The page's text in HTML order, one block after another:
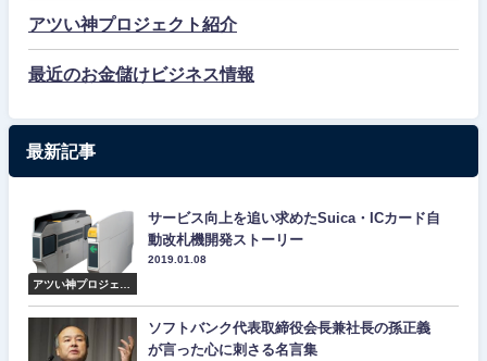
アツい神プロジェクト紹介
最近のお金儲けビジネス情報
最新記事
アツい神プロジェク
サービス向上を追い求めたSuica・ICカード自
動改札機開発ストーリー
2019.01.08
ソフトバンク代表取締役会長兼社長の孫正義
が言った心に刺さる名言集